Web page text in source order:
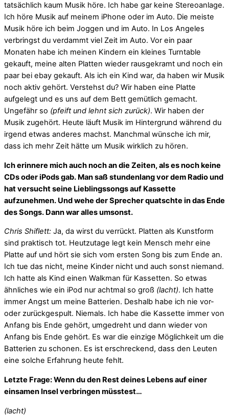
tatsächlich kaum Musik höre. Ich habe gar keine Stereoanlage.
Ich höre Musik auf meinem iPhone oder im Auto. Die meiste
Musik höre ich beim Joggen und im Auto. In Los Angeles
verbringst du verdammt viel Zeit im Auto. Vor ein paar
Monaten habe ich meinen Kindern ein kleines Turntable
gekauft, meine alten Platten wieder rausgekramt und noch ein
paar bei ebay gekauft. Als ich ein Kind war, da haben wir Musik
noch aktiv gehört. Verstehst du? Wir haben eine Platte
aufgelegt und es uns auf dem Bett gemütlich gemacht.
Ungefähr so (pfeift und lehnt sich zurück). Wir haben der
Musik zugehört. Heute läuft Musik im Hintergrund während du
irgend etwas anderes machst. Manchmal wünsche ich mir,
dass ich mehr Zeit hätte um Musik wirklich zu hören.
Ich erinnere mich auch noch an die Zeiten, als es noch keine
CDs oder iPods gab. Man saß stundenlang vor dem Radio und
hat versucht seine Lieblingssongs auf Kassette
aufzunehmen. Und wehe der Sprecher quatschte in das Ende
des Songs. Dann war alles umsonst.
Chris Shiflett: Ja, da wirst du verrückt. Platten als Kunstform
sind praktisch tot. Heutzutage legt kein Mensch mehr eine
Platte auf und hört sie sich vom ersten Song bis zum Ende an.
Ich tue das nicht, meine Kinder nicht und auch sonst niemand.
Ich hatte als Kind einen Walkman für Kassetten. So etwas
ähnliches wie ein iPod nur achtmal so groß (lacht). Ich hatte
immer Angst um meine Batterien. Deshalb habe ich nie vor-
oder zurückgespult. Niemals. Ich habe die Kassette immer von
Anfang bis Ende gehört, umgedreht und dann wieder von
Anfang bis Ende gehört. Es war die einzige Möglichkeit um die
Batterien zu schonen. Es ist erschreckend, dass den Leuten
eine solche Erfahrung heute fehlt.
Letzte Frage: Wenn du den Rest deines Lebens auf einer
einsamen Insel verbringen müsstest…
(lacht)